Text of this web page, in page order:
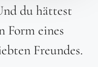
du hättest
Form eines
Freundes.